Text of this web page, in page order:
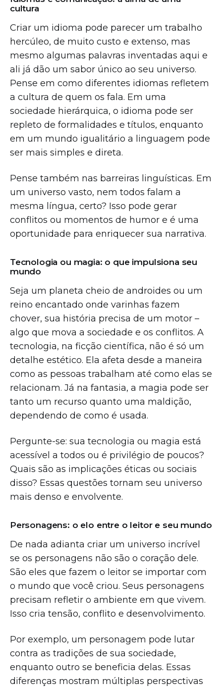
cultura
Criar um idioma pode parecer um trabalho
hercúleo, de muito custo e extenso, mas
mesmo algumas palavras inventadas aqui e
ali já dão um sabor único ao seu universo.
Pense em como diferentes idiomas refletem
a cultura de quem os fala. Em uma
sociedade hierárquica, o idioma pode ser
repleto de formalidades e títulos, enquanto
em um mundo igualitário a linguagem pode
ser mais simples e direta.
Pense também nas barreiras linguísticas. Em
um universo vasto, nem todos falam a
mesma língua, certo? Isso pode gerar
conflitos ou momentos de humor e é uma
oportunidade para enriquecer sua narrativa.
Tecnologia ou magia: o que impulsiona seu
mundo
Seja um planeta cheio de androides ou um
reino encantado onde varinhas fazem
chover, sua história precisa de um motor –
algo que mova a sociedade e os conflitos. A
tecnologia, na ficção científica, não é só um
detalhe estético. Ela afeta desde a maneira
como as pessoas trabalham até como elas se
relacionam. Já na fantasia, a magia pode ser
tanto um recurso quanto uma maldição,
dependendo de como é usada.
Pergunte-se: sua tecnologia ou magia está
acessível a todos ou é privilégio de poucos?
Quais são as implicações éticas ou sociais
disso? Essas questões tornam seu universo
mais denso e envolvente.
Personagens: o elo entre o leitor e seu mundo
De nada adianta criar um universo incrível
se os personagens não são o coração dele.
São eles que fazem o leitor se importar com
o mundo que você criou. Seus personagens
precisam refletir o ambiente em que vivem.
Isso cria tensão, conflito e desenvolvimento.
Por exemplo, um personagem pode lutar
contra as tradições de sua sociedade,
enquanto outro se beneficia delas. Essas
diferenças mostram múltiplas perspectivas